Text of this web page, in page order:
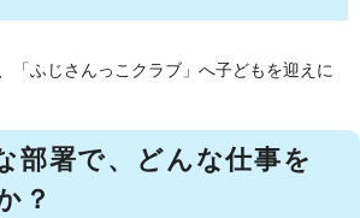
「ふじさんっこクラブ」へ子どもを迎えに
部署で、どんな仕事を
？